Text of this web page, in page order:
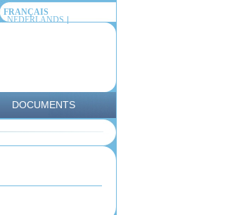
FRANÇAIS
NEDERLANDS
DOCUMENTS